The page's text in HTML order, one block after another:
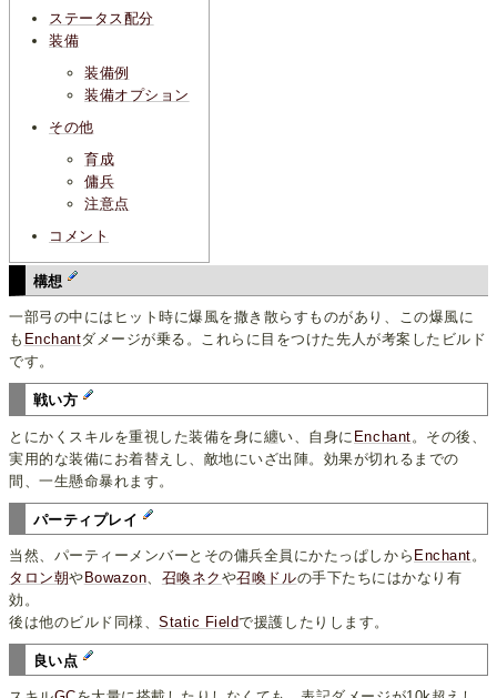
ステータス配分
装備
装備例
装備オプション
その他
育成
傭兵
注意点
コメント
構想
一部弓の中にはヒット時に爆風を撒き散らすものがあり、この爆風に
も Enchantダメージが乗る。これらに目をつけた先人が考案したビルド
です。
戦い方
とにかくスキルを重視した装備を身に纏い、自身に Enchant 。その後、
実用的な装備にお着替えし、敵地にいざ出陣。効果が切れるまでの
間、一生懸命暴れます。
パーティプレイ
当然、パーティーメンバーとその傭兵全員にかたっぱしから Enchant。
タロン朝や Bowazon、 召喚ネク や召喚ドルの手下たちにはかなり有
効。
後は他のビルド同様、Static Fieldで援護したりします。
良い点